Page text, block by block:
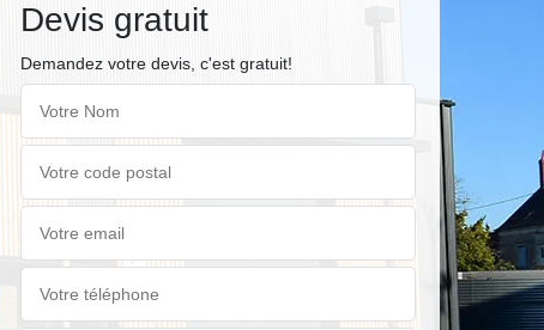
Devis gratuit
Demandez votre devis, c'est gratuit!